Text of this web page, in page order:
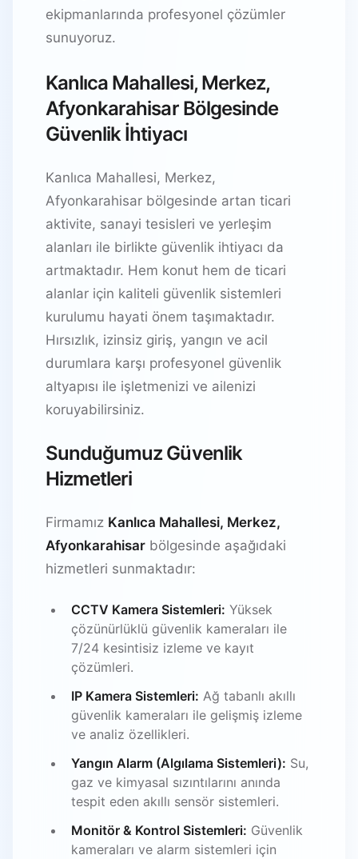
ekipmanlarında profesyonel çözümler
sunuyoruz.
Kanlıca Mahallesi, Merkez,
Afyonkarahisar Bölgesinde
Güvenlik İhtiyacı
Kanlıca Mahallesi, Merkez,
Afyonkarahisar bölgesinde artan ticari
aktivite, sanayi tesisleri ve yerleşim
alanları ile birlikte güvenlik ihtiyacı da
artmaktadır. Hem konut hem de ticari
alanlar için kaliteli güvenlik sistemleri
kurulumu hayati önem taşımaktadır.
Hırsızlık, izinsiz giriş, yangın ve acil
durumlara karşı profesyonel güvenlik
altyapısı ile işletmenizi ve ailenizi
koruyabilirsiniz.
Sunduğumuz Güvenlik
Hizmetleri
Firmamız Kanlıca Mahallesi, Merkez,
Afyonkarahisar bölgesinde aşağıdaki
hizmetleri sunmaktadır:
CCTV Kamera Sistemleri: Yüksek
çözünürlüklü güvenlik kameraları ile
7/24 kesintisiz izleme ve kayıt
çözümleri.
IP Kamera Sistemleri: Ağ tabanlı akıllı
güvenlik kameraları ile gelişmiş izleme
ve analiz özellikleri.
Yangın Alarm (Algılama Sistemleri): Su,
gaz ve kimyasal sızıntılarını anında
tespit eden akıllı sensör sistemleri.
Monitör & Kontrol Sistemleri: Güvenlik
kameraları ve alarm sistemleri için